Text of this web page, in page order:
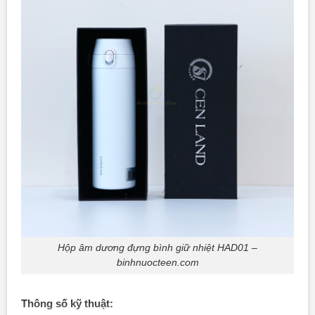
Hộp âm dương đựng bình giữ nhiệt HAD01 –
binhnuocteen.com
Thông số kỹ thuật: